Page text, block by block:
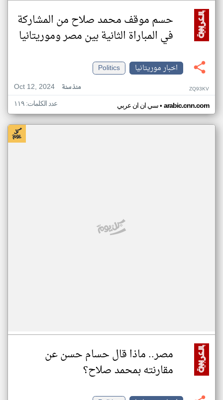
حسم موقف محمد صلاح من المشاركة
في المباراة الثانية بين مصر وموريتانيا
اخبار موريتانيا
Politics
Oct 12, 2024
منذ سنة ZQ93KV
سي ان ان عربي• arabic.cnn.com عدد الكلمات: ١١٩
مصر.. ماذا قال حسام حسن عن
مقارنته بمحمد صلاح؟